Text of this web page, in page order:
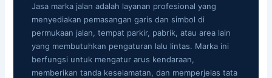
Jasa marka jalan adalah layanan profesional yang
menyediakan pemasangan garis dan simbol di
permukaan jalan, tempat parkir, pabrik, atau area lain
yang membutuhkan pengaturan lalu lintas. Marka ini
berfungsi untuk mengatur arus kendaraan,
memberikan tanda keselamatan, dan memperjelas tata